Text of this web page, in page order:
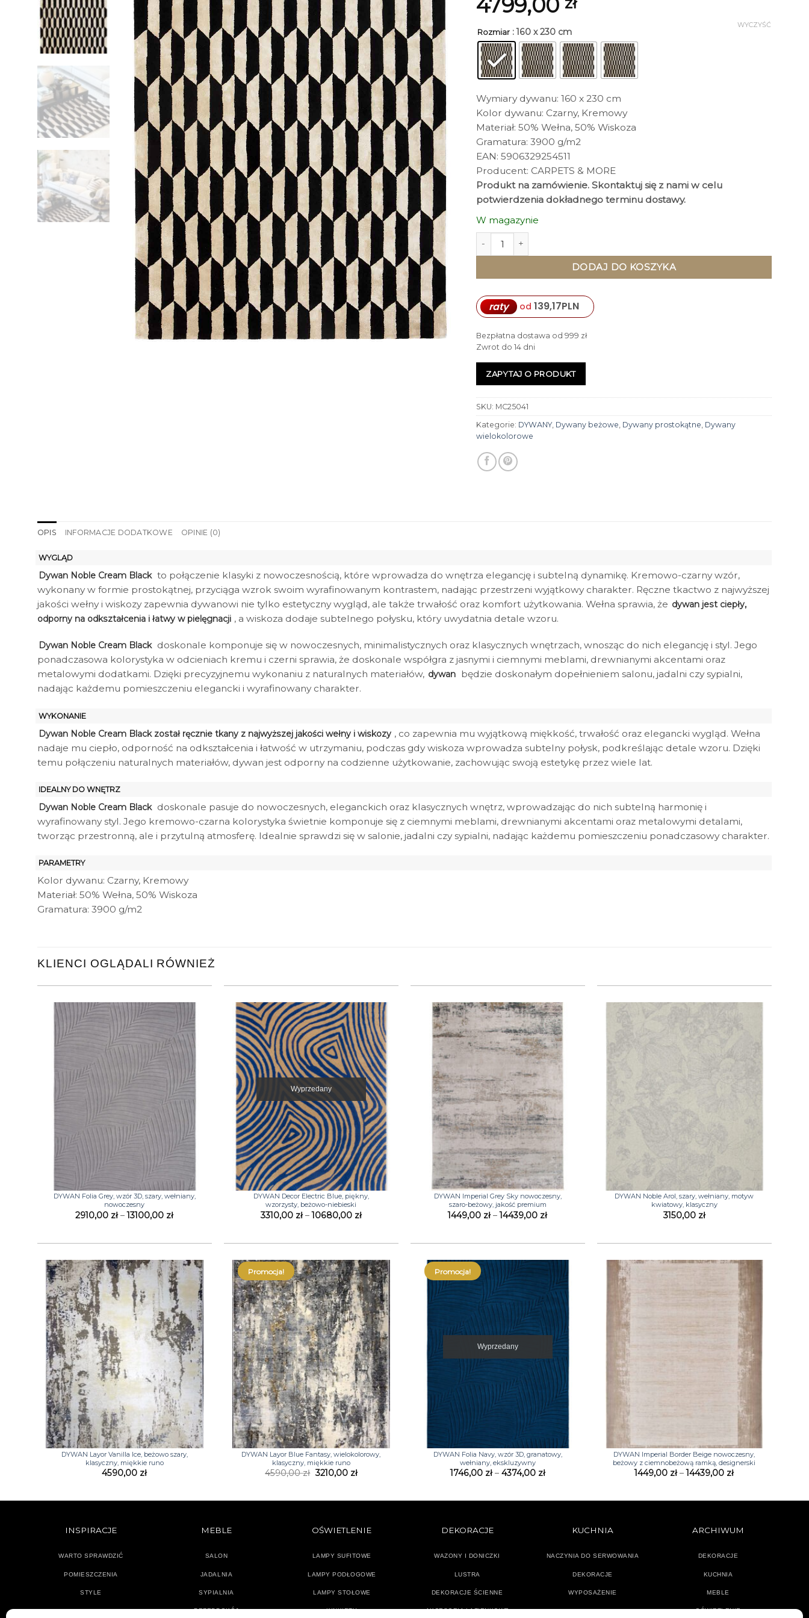
Rozmiar : 160 x 230 cm
WYCZYŚĆ
Wymiary dywanu: 160 x 230 cm
Kolor dywanu: Czarny, Kremowy
Materiał: 50% Wełna, 50% Wiskoza
Gramatura: 3900 g/m2
EAN: 5906329254511
Producent: CARPETS & MORE
Produkt na zamówienie. Skontaktuj się z nami w celu
potwierdzenia dokładnego terminu dostawy.
W magazynie
ilość DYWAN Noble Cream Black prostokątny, kremowo-czarny wzór, ręcznie
DODAJ DO KOSZYKA
raty od 139,17PLN
Bezpłatna dostawa od 999 zł
Zwrot do 14 dni
ZAPYTAJ O PRODUKT
SKU: MC25041
Kategorie: DYWANY, Dywany beżowe Dywany prostokątne Dywany
wielokolorowe
OPIS INFORMACJE DODATKOWE OPINIE (0)
WYGLĄD
Dywan Noble Cream Black to połączenie klasyki z nowoczesnością, które wprowadza do wnętrza elegancję i subtelną dynamikę. Kremowo-czarny wzór,
wykonany w formie prostokątnej, przyciąga wzrok swoim wyrafinowanym kontrastem, nadając przestrzeni wyjątkowy charakter. Ręczne tkactwo z najwyższej
jakości wełny i wiskozy zapewnia dywanowi nie tylko estetyczny wygląd, ale także trwałość oraz komfort użytkowania. Wełna sprawia, że dywan jest ciepły,
odporny na odkształcenia i łatwy w pielęgnacji , a wiskoza dodaje subtelnego połysku, który uwydatnia detale wzoru.
Dywan Noble Cream Black doskonale komponuje się w nowoczesnych, minimalistycznych oraz klasycznych wnętrzach, wnosząc do nich elegancję i styl. Jego
ponadczasowa kolorystyka w odcieniach kremu i czerni sprawia, że doskonale współgra z jasnymi i ciemnymi meblami, drewnianymi akcentami oraz
metalowymi dodatkami. Dzięki precyzyjnemu wykonaniu z naturalnych materiałów, dywan będzie doskonałym dopełnieniem salonu, jadalni czy sypialni,
nadając każdemu pomieszczeniu elegancki i wyrafinowany charakter.
WYKONANIE
Dywan Noble Cream Black został ręcznie tkany z najwyższej jakości wełny i wiskozy , co zapewnia mu wyjątkową miękkość, trwałość oraz elegancki wygląd. Wełna
nadaje mu ciepło, odporność na odkształcenia i łatwość w utrzymaniu, podczas gdy wiskoza wprowadza subtelny połysk, podkreślając detale wzoru. Dzięki
temu połączeniu naturalnych materiałów, dywan jest odporny na codzienne użytkowanie, zachowując swoją estetykę przez wiele lat.
IDEALNY DO WNĘTRZ
Dywan Noble Cream Black doskonale pasuje do nowoczesnych, eleganckich oraz klasycznych wnętrz, wprowadzając do nich subtelną harmonię i
wyrafinowany styl. Jego kremowo-czarna kolorystyka świetnie komponuje się z ciemnymi meblami, drewnianymi akcentami oraz metalowymi detalami,
tworząc przestronną, ale i przytulną atmosferę. Idealnie sprawdzi się w salonie, jadalni czy sypialni, nadając każdemu pomieszczeniu ponadczasowy charakter.
PARAMETRY
Kolor dywanu: Czarny, Kremowy
Materiał: 50% Wełna, 50% Wiskoza
Gramatura: 3900 g/m2
KLIENCI OGLĄDALI RÓWNIEŻ
+
DYWAN Folia Grey, wzór 3D, szary, wełniany,
nowoczesny
2910,00 zł – 13100,00 złZakres
do
+
Wyprzedany
DYWAN Decor Electric Blue, piękny,
wzorzysty, beżowo-niebieski
3310,00 zł – 10680,00 złZakres
do
+
DYWAN Imperial Grey Sky nowoczesny,
szaro-beżowy, jakość premium
1449,00 zł – 14439,00 złZakres
do
DYWAN Noble Arol, szary, wełniany, motyw
kwiatowy, klasyczny
3150,00 zł
+
DYWAN Layor Vanilla Ice, beżowo szary,
klasyczny, miękkie runo
4590,00 zł
Promocja!
+
DYWAN Layor Blue Fantasy, wielokolorowy,
klasyczny, miękkie runo
4590,00zł Pierwotna
cena
3210,00 złAktualna
Promocja!
Wyprzedany
DYWAN Folia Navy, wzór 3D, granatowy,
wełniany, ekskluzywny
1746,00 zł – 4374,00 złZakres
do
DYWAN Imperial Border Beige nowoczesny,
beżowy z ciemnobeżową ramką, designerski
1449,00 zł – 14439,00 złZakres
do
INSPIRACJE
WARTO SPRAWDZIĆ
POMIESZCZENIA
STYLE
MEBLE
SALON
JADALNIA
SYPIALNIA
PRZEDPOKÓJ
OŚWIETLENIE
LAMPY SUFITOWE
LAMPY PODŁOGOWE
LAMPY STOŁOWE
KINKIETY
DEKORACJE
WAZONY I DONICZKI
LUSTRA
DEKORACJE ŚCIENNE
AKCESORIA ŁAZIENKOWE
KUCHNIA
NACZYNIA DO SERWOWANIA
DEKORACJE
WYPOSAŻENIE
ARCHIWUM
DEKORACJE
KUCHNIA
MEBLE
OŚWIETLENIE